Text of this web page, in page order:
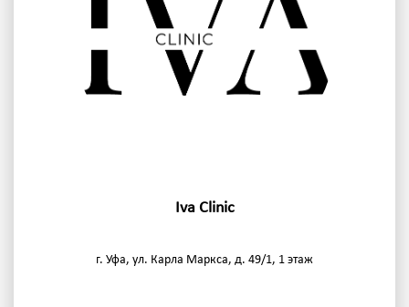
Iva Clinic
г. Уфа, ул. Карла Маркса, д. 49/1, 1 этаж